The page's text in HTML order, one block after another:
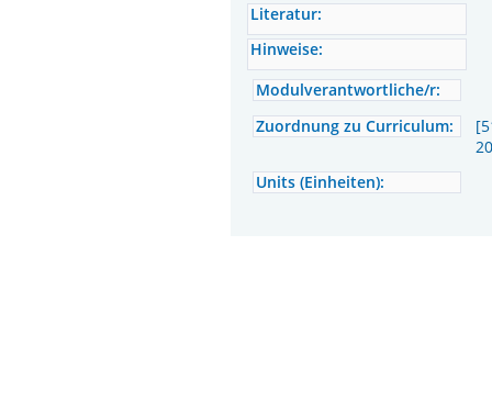
Literatur:
Hinweise:
Modulverantwortliche/r:
Zuordnung zu Curriculum:
Units (Einheiten):